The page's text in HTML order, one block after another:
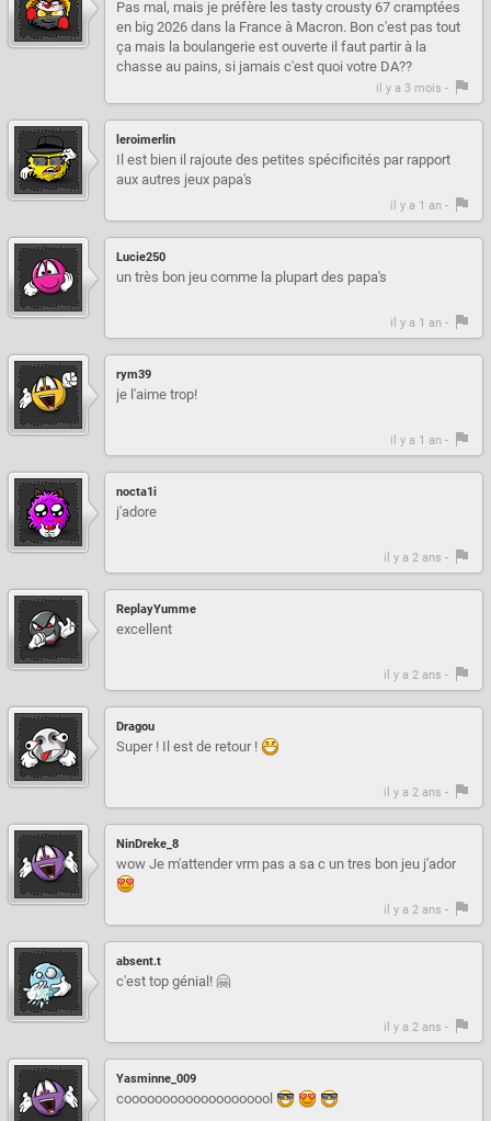
Pas mal, mais je préfère les tasty crousty 67 cramptées
en big 2026 dans la France à Macron. Bon c'est pas tout
ça mais la boulangerie est ouverte il faut partir à la
chasse au pains, si jamais c'est quoi votre DA??
il y a 3 mois -
leroimerlin
Il est bien il rajoute des petites spécificités par rapport
aux autres jeux papa's
il y a 1 an -
Lucie250
un très bon jeu comme la plupart des papa's
il y a 1 an -
rym39
je l'aime trop!
il y a 1 an -
nocta1i
j'adore
il y a 2 ans -
ReplayYumme
excellent
il y a 2 ans -
Dragou
Super ! Il est de retour !
il y a 2 ans -
NinDreke_8
wow Je m'attender vrm pas a sa c un tres bon jeu j'ador
il y a 2 ans -
absent.t
c'est top génial! 🤗
il y a 2 ans -
Yasminne_009
coooooooooooooooooool